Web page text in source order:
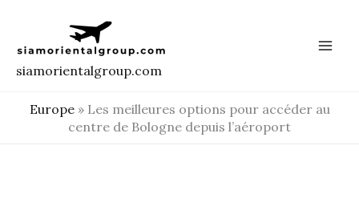
contenu
siamorientalgroup.com
Europe» Les meilleures options pour accéder au
centre de Bologne depuis l’aéroport